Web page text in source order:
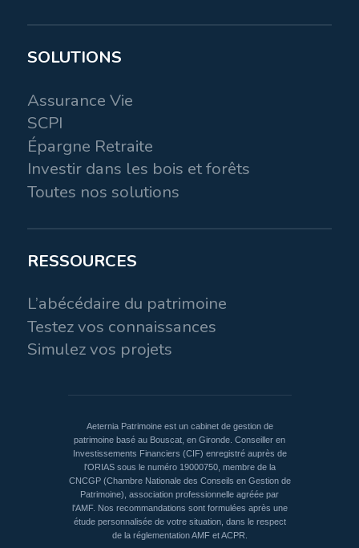
SOLUTIONS
Assurance Vie
SCPI
Épargne Retraite
Investir dans les bois et forêts
Toutes nos solutions
RESSOURCES
L’abécédaire du patrimoine
Testez vos connaissances
Simulez vos projets
Aeternia Patrimoine est un cabinet de gestion de
patrimoine basé au Bouscat, en Gironde. Conseiller en
Investissements Financiers (CIF) enregistré auprès de
l'ORIAS sous le numéro 19000750, membre de la
CNCGP (Chambre Nationale des Conseils en Gestion de
Patrimoine), association professionnelle agréée par
l'AMF. Nos recommandations sont formulées après une
étude personnalisée de votre situation, dans le respect
de la réglementation AMF et ACPR.